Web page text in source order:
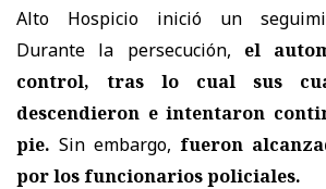
Alto Hospicio inició un
Durante la persecución, el
control, tras lo cual sus
descendieron e intentaron
pie. Sin embargo, fueron
por los funcionarios policiales.